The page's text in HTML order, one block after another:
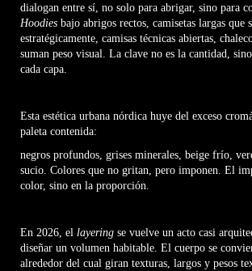
dialogan entre sí, no solo para abrigar, sino para
Hoodies bajo abrigos rectos, camisetas largas que
estratégicamente, camisas técnicas abiertas,
suman peso visual. La clave no es la cantidad,
cada capa.
Esta estética urbana nórdica huye del exceso
paleta contenida:
negros profundos, grises minerales, beige frío,
sucio. Colores que no gritan, pero imponen. El
color, sino en la proporción.
En 2026, el layering se vuelve un acto casi
diseñar un volumen habitable. El cuerpo se
alrededor del cual giran texturas, largos y pesos